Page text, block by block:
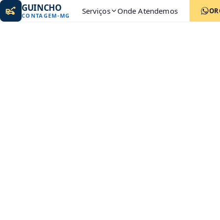
GUINCHO
CONTAGEM-MG Serviços Onde Atendemos